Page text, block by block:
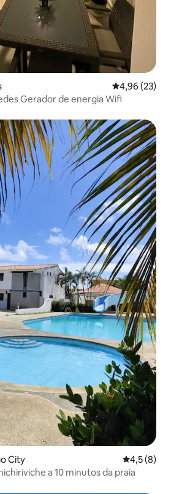
4,96 de uma
4,96 (23)
Gerador de energia Wifi
City 4,5 de
4,5 (8)
a 10 minutos da praia